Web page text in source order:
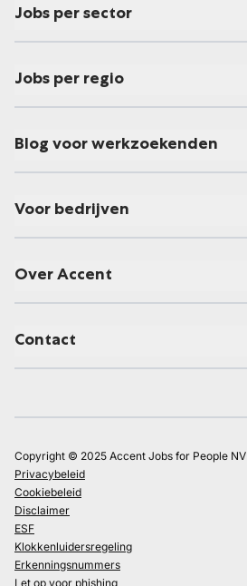
Jobs per sector
Jobs per regio
Blog voor werkzoekenden
Voor bedrijven
Over Accent
Contact
Copyright © 2025 Accent Jobs for People NV
Privacybeleid
Cookiebeleid
Disclaimer
ESF
Klokkenluidersregeling
Erkenningsnummers
Let op voor phishing